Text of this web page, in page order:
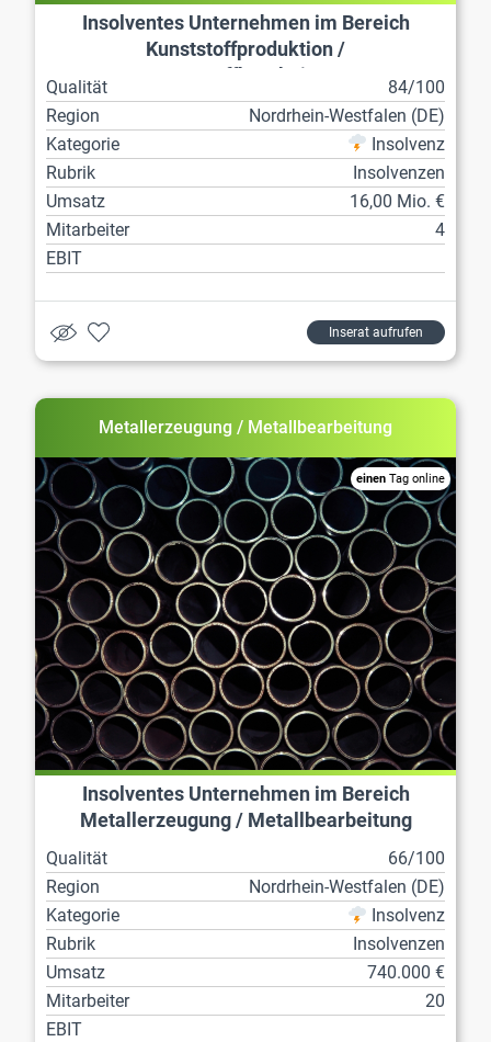
Insolventes Unternehmen im Bereich
Kunststoffproduktion /
Kunststoffbearbeitung
Qualität
84/100
Region
Nordrhein-Westfalen (DE)
Kategorie
Insolvenz
Rubrik
Insolvenzen
Umsatz
16,00 Mio. €
Mitarbeiter
4
EBIT
Inserat aufrufen
Metallerzeugung / Metallbearbeitung
einen Tag online
Insolventes Unternehmen im Bereich
Metallerzeugung / Metallbearbeitung
Qualität
66/100
Region
Nordrhein-Westfalen (DE)
Kategorie
Insolvenz
Rubrik
Insolvenzen
Umsatz
740.000 €
Mitarbeiter
20
EBIT